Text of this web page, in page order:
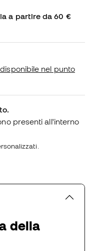
a partire da 60 €
nel punto
presenti all'interno
della